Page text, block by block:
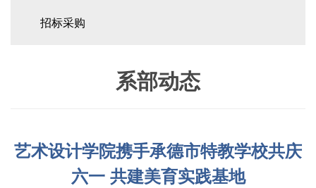
招标采购
系部动态
艺术设计学院携手承德市特教学校共庆
六一 共建美育实践基地